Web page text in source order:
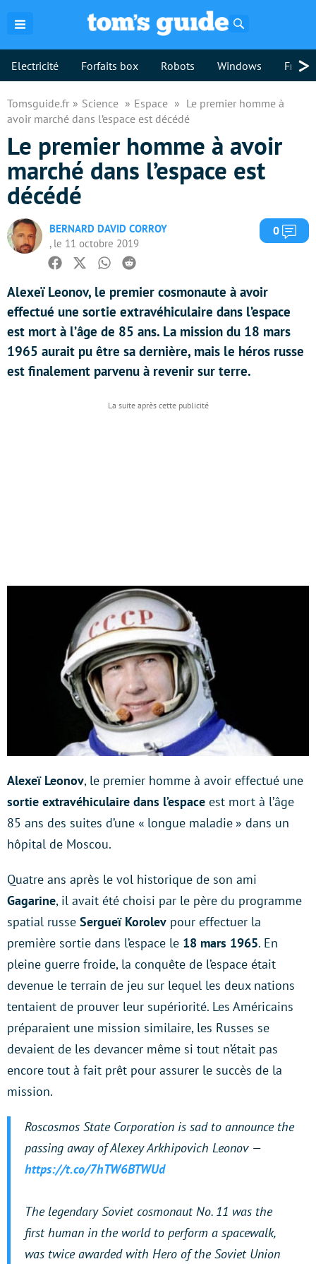
Electricité Forfaits box Robots Windows >
Tomsguide.fr Science Espace
Le premier homme à
avoir marché dans l’espace est décédé
Le premier homme à avoir
marché dans l’espace est
décédé
BERNARD DAVID CORROY
, le 11 octobre 2019
0
Facebook
TwitterWhatsapp
Reddit
Alexeï Leonov, le premier cosmonaute à avoir
effectué une sortie extravéhiculaire dans l’espace
est mort à l’âge de 85 ans. La mission du 18 mars
1965 aurait pu être sa dernière, mais le héros russe
est finalement parvenu à revenir sur terre.
Alexeï Leonov, le premier homme à avoir effectué une
sortie extravéhiculaire dans l’espace est mort à l’âge
85 ans des suites d’une « longue maladie » dans un
hôpital de Moscou.
Quatre ans après le vol historique de son ami
Gagarine, il avait été choisi par le père du programme
spatial russe Sergueï Korolev pour effectuer la
première sortie dans l’espace le 18 mars 1965. En
pleine guerre froide, la conquête de l’espace était
devenue le terrain de jeu sur lequel les deux nations
tentaient de prouver leur supériorité. Les Américains
préparaient une mission similaire, les Russes se
devaient de les devancer même si tout n’était pas
encore tout à fait prêt pour assurer le succès de la
mission.
Roscosmos State Corporation is sad to announce the
passing away of Alexey Arkhipovich Leonov —
https://t.co/7hTW6BTWUd
The legendary Soviet cosmonaut No. 11 was the
first human in the world to perform a spacewalk,
was twice awarded with Hero of the Soviet Union